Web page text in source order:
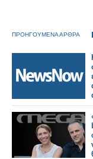
ΠΡΟΗΓΟΥΜΕΝΑ ΑΡΘΡΑ